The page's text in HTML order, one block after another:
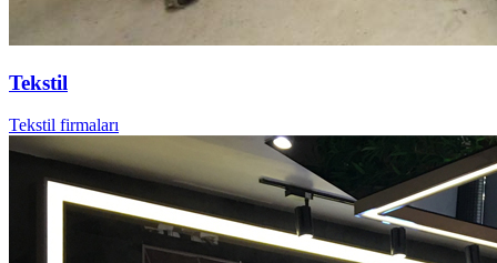
Tekstil
Tekstil firmaları